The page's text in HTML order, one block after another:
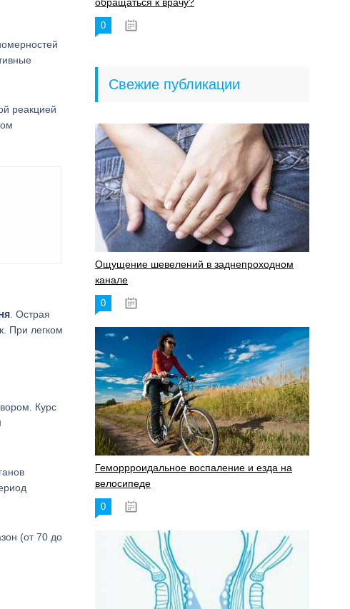
реакцией
. Острая
При легком
Курс
(от 70 до
0
Свежие публикации
Ощущение шевелений в заднепроходном
канале
0
Геморрроидальное воспаление и езда на
велосипеде
0